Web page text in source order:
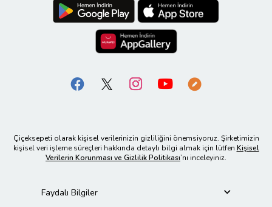
Çiçeksepeti olarak kişisel verilerinizin gizliliğini önemsiyoruz. Şirketimizin
kişisel veri işleme süreçleri hakkında detaylı bilgi almak için lütfen Kişisel
Verilerin Korunması ve Gizlilik Politikası’nı inceleyiniz.
Faydalı Bilgiler